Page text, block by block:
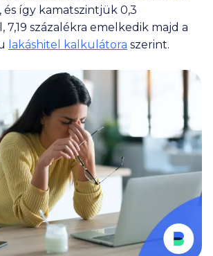
így kamatszintjük 0,3
7,19 százalékra emelkedik majd a
lakáshitel kalkulátora szerint.